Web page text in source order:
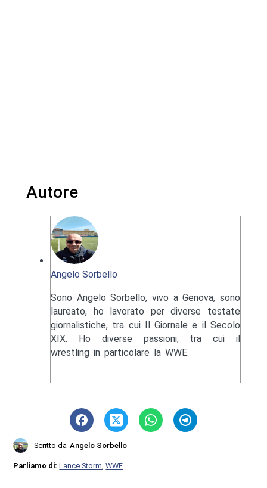
Autore
Angelo Sorbello
Sono Angelo Sorbello, vivo a Genova, sono
laureato, ho lavorato per diverse testate
giornalistiche, tra cui Il Giornale e il Secolo
XIX. Ho diverse passioni, tra cui il
wrestling in particolare la WWE.
Scritto da Angelo Sorbello
Parliamo di:Lance Storm ,WWE